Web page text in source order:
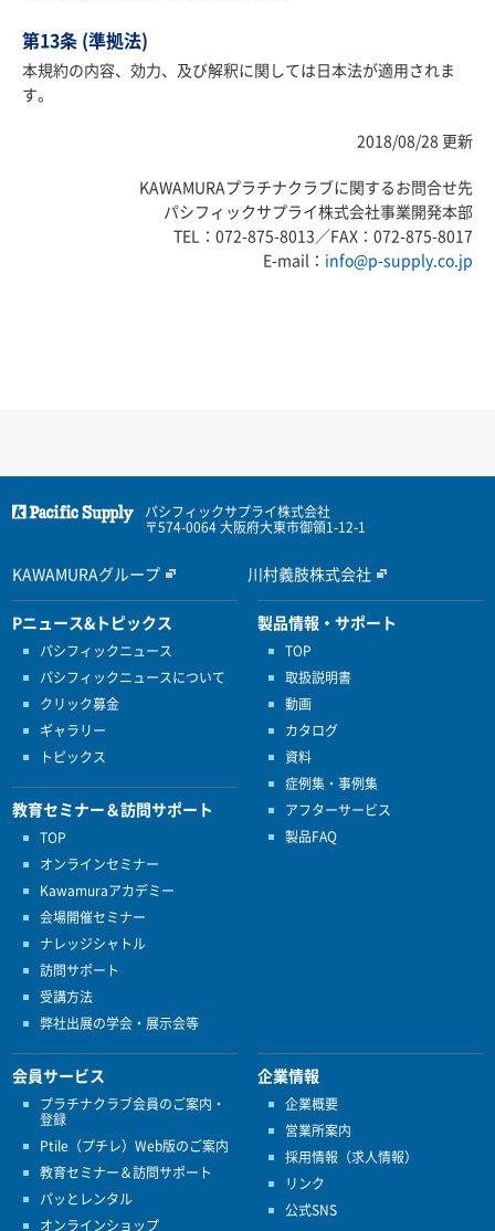
第13条 (準拠法)
本規約の内容、効力、及び解釈に関しては日本法が適用されま
す。
2018/08/28 更新
KAWAMURAプラチナクラブに関するお問合せ先
パシフィックサプライ株式会社事業開発本部
TEL：072-875-8013／FAX：072-875-8017
E-mail： info@p-supply.co.jp
パシフィックサプライ株式会社
〒574-0064 大阪府大東市御領1-12-1
KAWAMURAグループ 川村義肢株式会社
Pニュース&トピックス
パシフィックニュース
パシフィックニュースについて
クリック募金
ギャラリー
トピックス
教育セミナー＆訪問サポート
TOP
オンラインセミナー
Kawamuraアカデミー
会場開催セミナー
ナレッジシャトル
訪問サポート
受講方法
弊社出展の学会・展示会等
製品情報・サポート
TOP
取扱説明書
動画
カタログ
資料
症例集・事例集
アフターサービス
製品FAQ
会員サービス
プラチナクラブ会員のご案内・
登録
Ptile（プチレ）Web版のご案内
教育セミナー＆訪問サポート
パッとレンタル
オンラインショップ
企業情報
企業概要
営業所案内
採用情報（求人情報）
リンク
公式SNS